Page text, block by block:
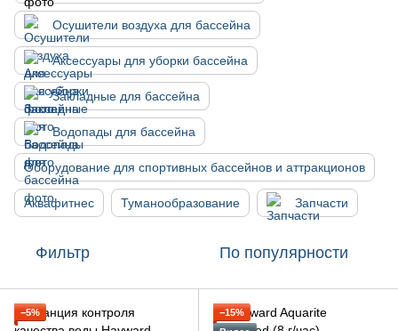
Осушители воздуха для бассейна
Аксессуары для уборки бассейна
Закладные для бассейна
Водопады для бассейна
Оборудование для спортивных бассейнов и аттракционов
Аквафитнес Туманообразование Запчасти
Фильтр По популярности
−5%
−15%